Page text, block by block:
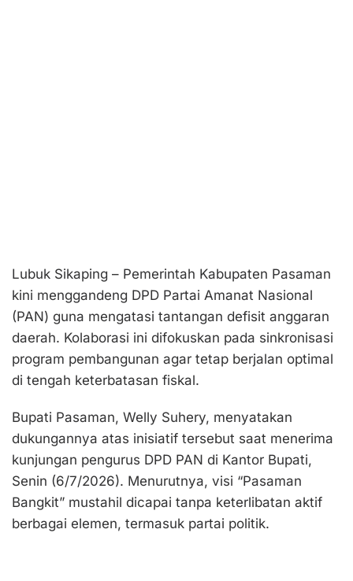
Lubuk Sikaping – Pemerintah Kabupaten Pasaman
kini menggandeng DPD Partai Amanat Nasional
(PAN) guna mengatasi tantangan defisit anggaran
daerah. Kolaborasi ini difokuskan pada sinkronisasi
program pembangunan agar tetap berjalan optimal
di tengah keterbatasan fiskal.
Bupati Pasaman, Welly Suhery, menyatakan
dukungannya atas inisiatif tersebut saat menerima
kunjungan pengurus DPD PAN di Kantor Bupati,
Senin (6/7/2026). Menurutnya, visi “Pasaman
Bangkit” mustahil dicapai tanpa keterlibatan aktif
berbagai elemen, termasuk partai politik.